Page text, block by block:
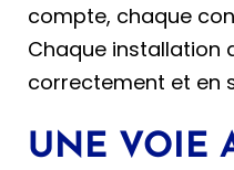
compte, chaque
Chaque installation
correctement et en
UNE VOIE